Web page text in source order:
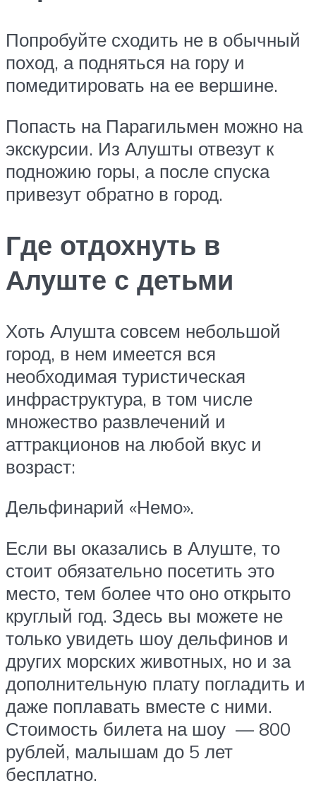
Попробуйте сходить не в обычный
поход, а подняться на гору и
помедитировать на ее вершине.
Попасть на Парагильмен можно на
экскурсии. Из Алушты отвезут к
подножию горы, а после спуска
привезут обратно в город.
Где отдохнуть в
Алуште с детьми
Хоть Алушта совсем небольшой
город, в нем имеется вся
необходимая туристическая
инфраструктура, в том числе
множество развлечений и
аттракционов на любой вкус и
возраст:
Дельфинарий «Немо».
Если вы оказались в Алуште, то
стоит обязательно посетить это
место, тем более что оно открыто
круглый год. Здесь вы можете не
только увидеть шоу дельфинов и
других морских животных, но и за
дополнительную плату погладить и
даже поплавать вместе с ними.
Стоимость билета на шоу — 800
рублей, малышам до 5 лет
бесплатно.